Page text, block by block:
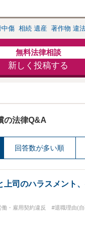
中傷 相続 遺産 著作物 違
無料法律相談
新しく投稿する
の法律Q&A
回答数が多い順
上司のハラスメント
働・雇用契約違反
#退職理由(